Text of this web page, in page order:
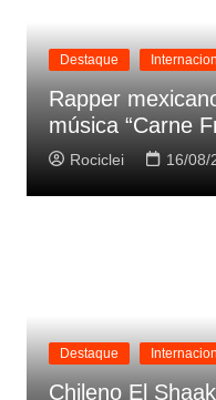
Destaque
Rapper
música “Carne
Rociclei 16/08/
Destaque
Chileno El